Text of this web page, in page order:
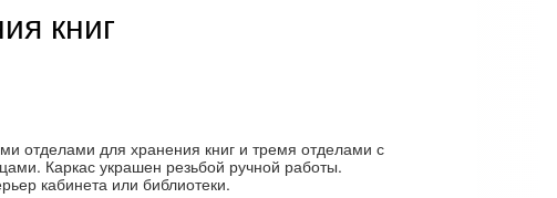
книг
отделами для хранения книг и тремя отделами с
Каркас украшен резьбой ручной работы.
кабинета или библиотеки.